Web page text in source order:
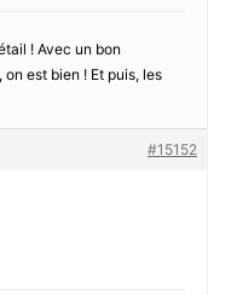
! Avec un bon
est bien ! Et puis, les
#15152